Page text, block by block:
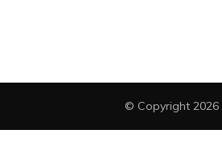
© Copyright 2026